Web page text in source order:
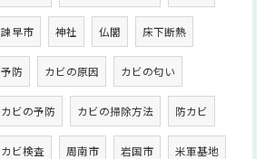
諫早市 神社 仏閣 床下断熱
予防 カビの原因 カビの匂い
カビの予防 カビの掃除方法 防カビ
カビ検査 周南市 岩国市 米軍基地